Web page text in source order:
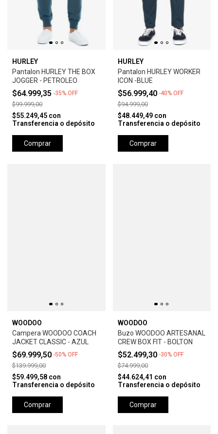
HURLEY
Pantalon HURLEY THE BOX
JOGGER - PETROLEO
$64.999,35 -35% OFF
$99.999,00
$55.249,45 con
Transferencia o depósito
Comprar
HURLEY
Pantalon HURLEY WORKER
ICON -BLUE
$56.999,40 -40% OFF
$94.999,00
$48.449,49 con
Transferencia o depósito
Comprar
WOODOO
Campera WOODOO COACH
JACKET CLASSIC - AZUL
$69.999,50 -50% OFF
$139.999,00
$59.499,58 con
Transferencia o depósito
Comprar
WOODOO
Buzo WOODOO ARTESANAL
CREW BOX FIT - BOLTON
$52.499,30 -30% OFF
$74.999,00
$44.624,41 con
Transferencia o depósito
Comprar